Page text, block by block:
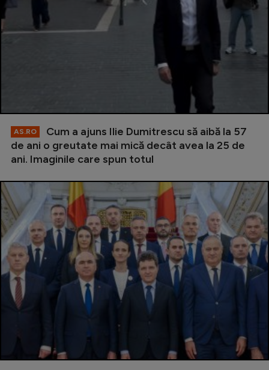
AS.RO
Cum a ajuns Ilie Dumitrescu să aibă la 57
de ani o greutate mai mică decât avea la 25 de
ani. Imaginile care spun totul